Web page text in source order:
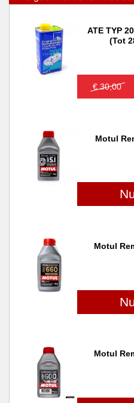
ATE TYP
(tot
€ 30,00
Motul
Motul
Motul